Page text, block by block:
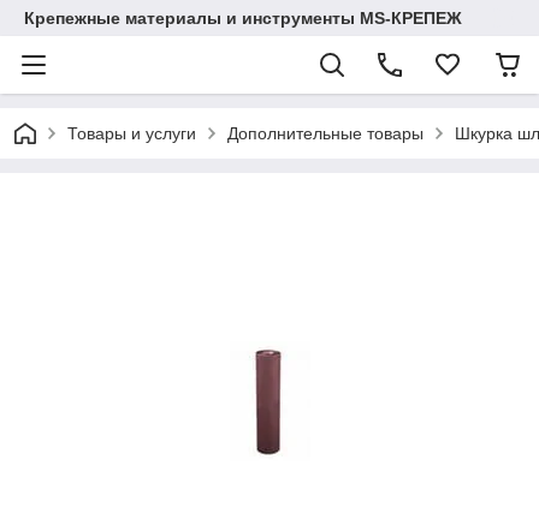
Крепежные материалы и инструменты MS-КРЕПЕЖ
Товары и услуги Дополнительные товары Шкурка